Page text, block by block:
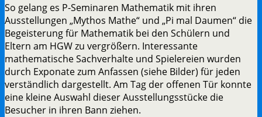
So gelang es P-Seminaren Mathematik mit ihren
Ausstellungen „Mythos Mathe“ und „Pi mal Daumen“ die
Begeisterung für Mathematik bei den Schülern und
Eltern am HGW zu vergrößern. Interessante
mathematische Sachverhalte und Spielereien wurden
durch Exponate zum Anfassen (siehe Bilder) für jeden
verständlich dargestellt. Am Tag der offenen Tür konnte
eine kleine Auswahl dieser Ausstellungsstücke die
Besucher in ihren Bann ziehen.